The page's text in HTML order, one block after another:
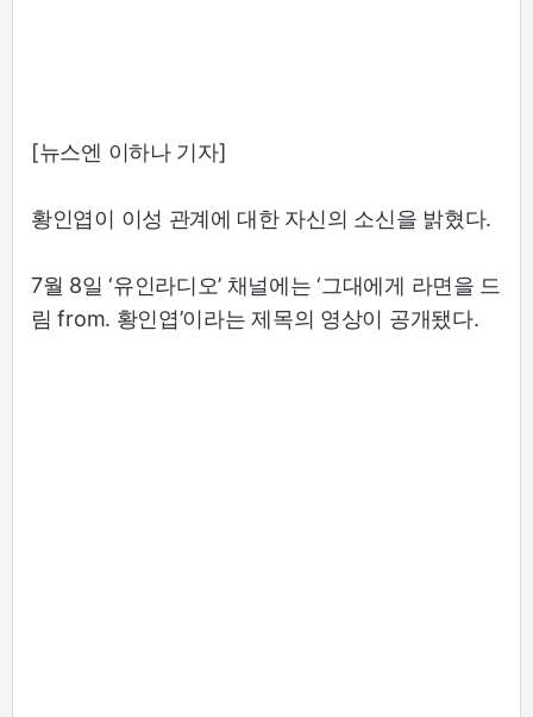
[뉴스엔 이하나 기자]
황인엽이 이성 관계에 대한 자신의 소신을 밝혔다.
7월 8일 ‘유인라디오’ 채널에는 ‘그대에게 라면을 드
림 from. 황인엽’이라는 제목의 영상이 공개됐다.